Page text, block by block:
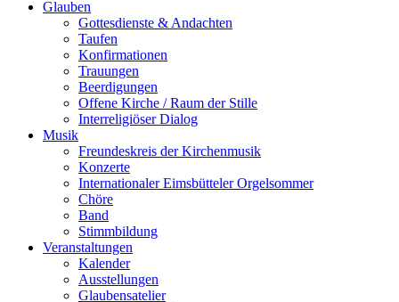
Glauben
Gottesdienste & Andachten
Taufen
Konfirmationen
Trauungen
Beerdigungen
Offene Kirche / Raum der Stille
Interreligiöser Dialog
Musik
Freundeskreis der Kirchenmusik
Konzerte
Internationaler Eimsbütteler Orgelsommer
Chöre
Band
Stimmbildung
Veranstaltungen
Kalender
Ausstellungen
Glaubensatelier